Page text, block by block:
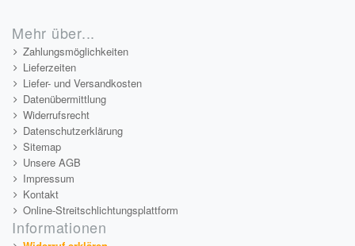
Mehr über...
Zahlungsmöglichkeiten
Lieferzeiten
Liefer- und Versandkosten
Datenübermittlung
Widerrufsrecht
Datenschutzerklärung
Sitemap
Unsere AGB
Impressum
Kontakt
Online-Streitschlichtungsplattform
Informationen